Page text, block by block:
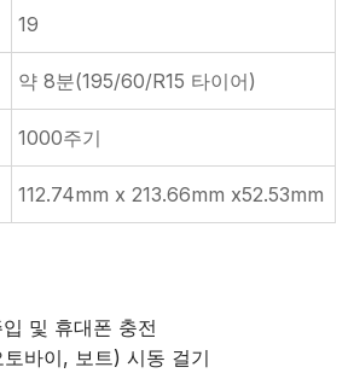
19
약 8분(195/60/R15 타이어)
1000주기
112.74mm x 213.66mm x52.53mm
및 휴대폰 충전
바이, 보트) 시동 걸기